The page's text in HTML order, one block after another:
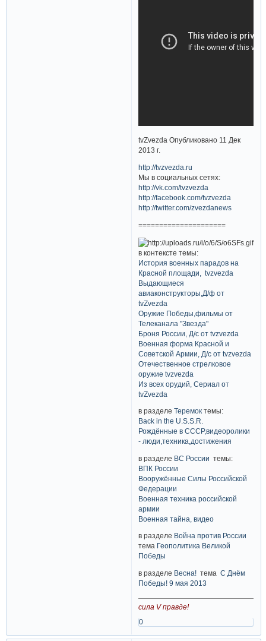
tvZvezda Опубликовано 11 Дек
2013 г.
http://tvzvezda.ru
Мы в социальных сетях:
http://vk.com/tvzvezda
http://facebook.com/tvzvezda
http://twitter.com/zvezdanews
=====================
в контексте темы:
История военных парадов на
Красной площади, tvzvezda
Выдающиеся
авиаконструкторы,Д/ф от
tvZvezda
Оружие Победы,фильмы от
Телеканала "Звезда"
Броня России, Д/с от tvzvezda
Военная форма Красной и
Советской Армии, Д/с от tvzvezda
Отечественное стрелковое
оружие tvzvezda
Из всех орудий, Сериал от
tvZvezda
в разделеТеремок темы:
Back in the U.S.S.R.
Рождённые в СССР,видеоролики
- люди,техника,достижения
в разделе ВС России темы:
ВПК России
Вооружённые Силы Российской
Федерации
Военная техника российской
армии
Военная тайна, видео
в разделе Война против России
тема Геополитика Великой
Победы
в разделе Весна! темаС Днём
Победы! 9 мая 2013
сила V правде!
0